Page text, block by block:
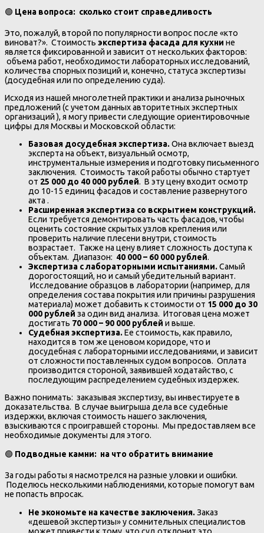
🟢 Цена вопроса: сколько стоит справедливость
Это, пожалуй, второй по популярности вопрос после «кто
виноват?». Стоимость экспертиза фасада для кухни не
является фиксированной и зависит от нескольких факторов:
объема работ, необходимости лабораторных исследований,
количества спорных позиций и, конечно, статуса экспертизы
(досудебная или по определению суда).
Исходя из нашей многолетней практики и анализа рыночных
предложений (с учетом данных авторитетных экспертных
организаций ), я могу привести следующие ориентировочные
цифры для Москвы и Московской области:
Базовая досудебная экспертиза.Она включает выезд
эксперта на объект, визуальный осмотр,
инструментальные измерения и подготовку письменного
заключения. Стоимость такой работы обычно стартует
от 25 000 до 40 000 рублей. В эту цену входит осмотр
до 10-15 единиц фасадов и составление развернутого
акта .
Расширенная экспертиза со вскрытием конструкций.
Если требуется демонтировать часть фасадов, чтобы
оценить состояние скрытых узлов крепления или
проверить наличие плесени внутри, стоимость
возрастает. Также на цену влияет сложность доступа к
объектам. Диапазон: 40 000 – 60 000 рублей.
Экспертиза с лабораторными испытаниями.Самый
дорогостоящий, но и самый убедительный вариант.
Исследование образцов в лаборатории (например, для
определения состава покрытия или причины разрушения
материала) может добавить к стоимости от 15 000 до 30
000 рублей за один вид анализа. Итоговая цена может
достигать 70 000 – 90 000 рублей и выше.
Судебная экспертиза.Ее стоимость, как правило,
находится в том же ценовом коридоре, что и
досудебная с лабораторными исследованиями, и зависит
от сложности поставленных судом вопросов. Оплата
производится стороной, заявившей ходатайство, с
последующим распределением судебных издержек.
Важно понимать: заказывая экспертизу, вы инвестируете в
доказательства. В случае выигрыша дела все судебные
издержки, включая стоимость нашего заключения,
взыскиваются с проигравшей стороны. Мы предоставляем все
необходимые документы для этого.
🟢 Подводные камни: на что обратить внимание
За годы работы я насмотрелся на разные уловки и ошибки.
Поделюсь несколькими наблюдениями, которые помогут вам
не попасть впросак.
Не экономьте на качестве заключения.Заказ
«дешевой экспертизы» у сомнительных специалистов
может привести к тому, что суд отклонит это